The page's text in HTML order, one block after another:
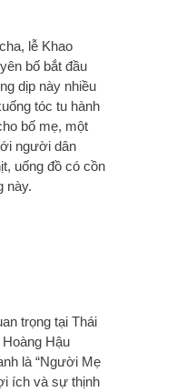
lễ Khao
bố bắt đầu
dịp này nhiều
tóc tu hành
bố mẹ, một
người dân
uống đồ có cồn
này.
trọng tại Thái
Hậu
là “Người Mẹ
ích và sự thịnh